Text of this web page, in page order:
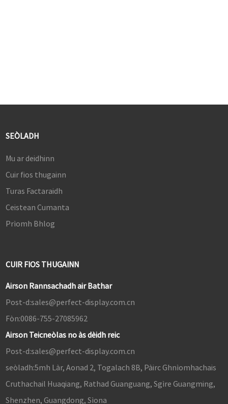
SEÒLADH
Mu ar deidhinn
Cuir fios thugainn
Turas Factaraidh
Ceistean Cumanta
Prìomh Bhlog
CUIR FIOS THUGAINN
Airson Rannsachadh air Bathar
Post-d:sales@perfect-display.com.cn
Fòn:0086-755-27085962
Airson Teicneòlas no às dèidh reic
Post-d:sales@perfect-display.com.cn
seòladh:5mh Làr, Aonad 2, Togalach 8B, Pàirc Ghnìomhachais
Cruthachail Huaqiang, Rathad Guanguang, Sgìre Guangming,
Shenzhen, Guangdong, Sìona